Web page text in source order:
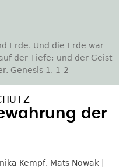
Erde. Und die Erde war
der Tiefe; und der Geist
Genesis 1, 1-2
der
Kempf, Mats Nowak